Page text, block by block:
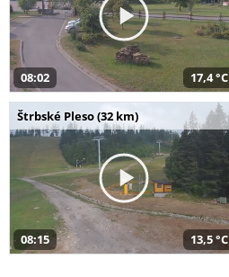
08:02 17,4 °C
Štrbské Pleso (32 km)
08:15 13,5 °C